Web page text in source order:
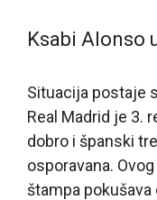
Ksabi Alonso
Situacija postaje
Real Madrid je 3.
dobro i španski
osporavana.
štampa